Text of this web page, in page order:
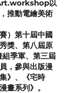
以
推動電繪美術
）第十屆中國
獎、第八屆原
季軍、第三屆
，參與出版漫
》、《宅時
畫系列》。